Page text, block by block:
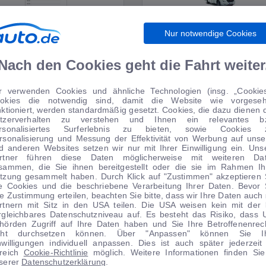
WIRTSCHAFT WOHNMOBILE
TIPPS VOM AUTOMARKT
1|13 1 |25
Nur notwendige Cookies
den Cookies geht die Fahrt
verwenden Cookies und ähnliche Technologien (insg.
die notwendig sind, damit die Website wie
werden standardmäßig gesetzt. Cookies, die dazu dienen
zu verstehen und Ihnen ein relevantes
Surferlebnis zu bieten, sowie Cookies
und Messung der Effektivität von Werbung auf
anderen Websites setzen wir nur mit Ihrer Einwilligung ein.
führen diese Daten möglicherweise mit weiteren
die Sie ihnen bereitgestellt oder die sie im Rahmen
gesammelt haben. Durch Klick auf "Zustimmen" akzeptieren
Cookies und die beschriebene Verarbeitung Ihrer Daten. Bevor
Zustimmung erteilen, beachten Sie bitte, dass wir Ihre Daten auch
mit Sitz in den USA teilen. Die USA weisen kein mit der
Datenschutzniveau auf. Es besteht das Risiko, dass
Zugriff auf Ihre Daten haben und Sie Ihre
durchsetzen können. Über "Anpassen" können Sie
individuell anpassen. Dies ist auch später jederzeit
Cookie-Richtlinie möglich. Weitere Informationen finden
Datenschutzerklärung